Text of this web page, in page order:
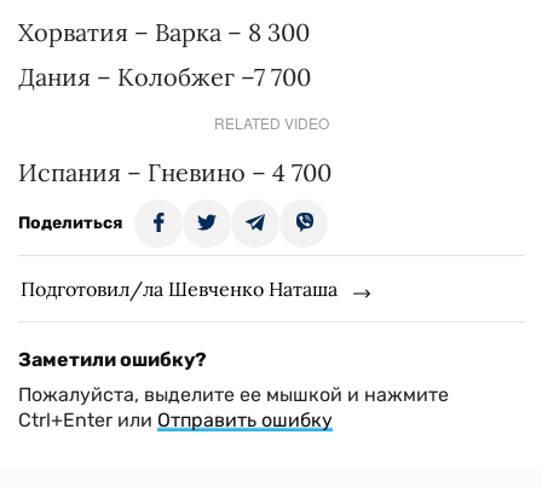
Хорватия – Варка – 8 300
Дания – Колобжег –7 700
RELATED VIDEO
Испания – Гневино – 4 700
Поделиться
Подготовил/ла Шевченко Наташа
Заметили ошибку?
Пожалуйста, выделите ее мышкой и нажмите
Ctrl+Enter или Отправить ошибку